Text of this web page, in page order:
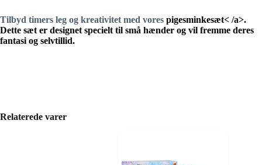
Tilbyd timers leg og kreativitet med vores pigesminkesæt< /a>.
Dette sæt er designet specielt til små hænder og vil fremme deres
fantasi og selvtillid.
Relaterede varer